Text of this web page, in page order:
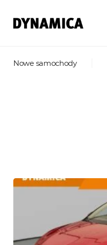
Nowe samochody